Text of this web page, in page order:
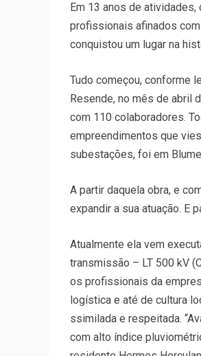
Em 13 anos de
profissionais afinados
conquistou um lugar na
Tudo começou, conforme
Resende, no mês de abril
com 110 colaboradores.
empreendimentos que
subestações, foi em
A partir daquela obra, e
expandir a sua atuação. E
Atualmente ela vem
transmissão – LT 500 kV
os profissionais da
logística e até de cultura
ssimilada e respeitada.
com alto índice